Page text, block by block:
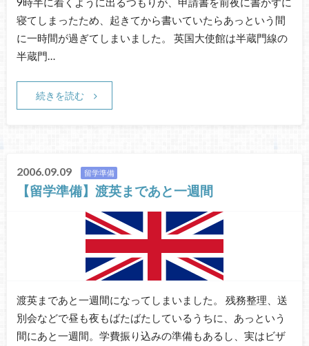
寝てしまったため、起きてから書いていたらあっという間
に一時間が過ぎてしまいました。 英国大使館は半蔵門線の
半蔵門…
続きを読む
2006.09.09 留学準備
【留学準備】渡英まであと一週間
渡英まであと一週間になってしまいました。 残務整理、送
別会などで昼も夜もばたばたしているうちに、あっという
間にあと一週間。学費振り込みの準備もあるし、実はビザ